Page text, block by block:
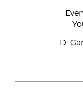
D.